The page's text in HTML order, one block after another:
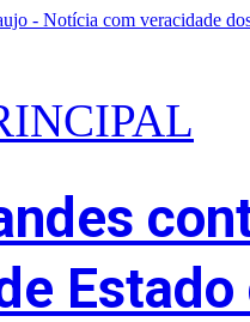
Estado